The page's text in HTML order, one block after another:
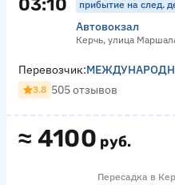
03:10 прибытие на след.
Автовокзал
Керчь, улица
≈ 4100 руб.
Перевозчик:
3.8 505 отзывов
Пересадка в